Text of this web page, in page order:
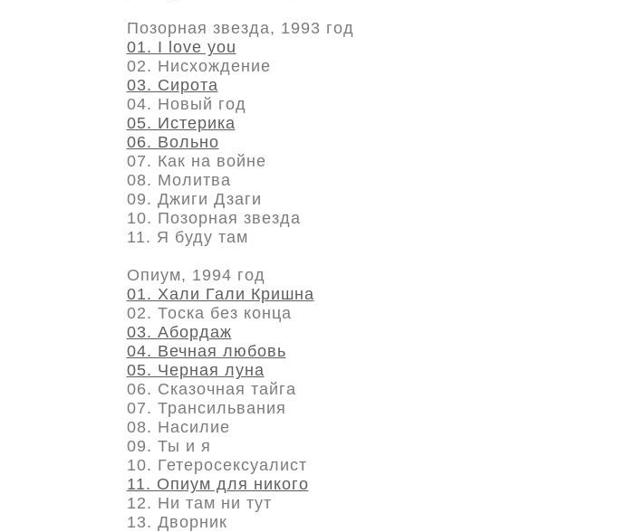
Позорная звезда, 1993 год
01. I love you
02. Нисхождение
03. Сирота
04. Новый год
05. Истерика
06. Вольно
07. Как на войне
08. Молитва
09. Джиги Дзаги
10. Позорная звезда
11. Я буду там
Опиум, 1994 год
01. Хали Гали Кришна
02. Тоска без конца
03. Абордаж
04. Вечная любовь
05. Черная луна
06. Сказочная тайга
07. Трансильвания
08. Насилие
09. Ты и я
10. Гетеросексуалист
11. Опиум для никого
12. Ни там ни тут
13. Дворник